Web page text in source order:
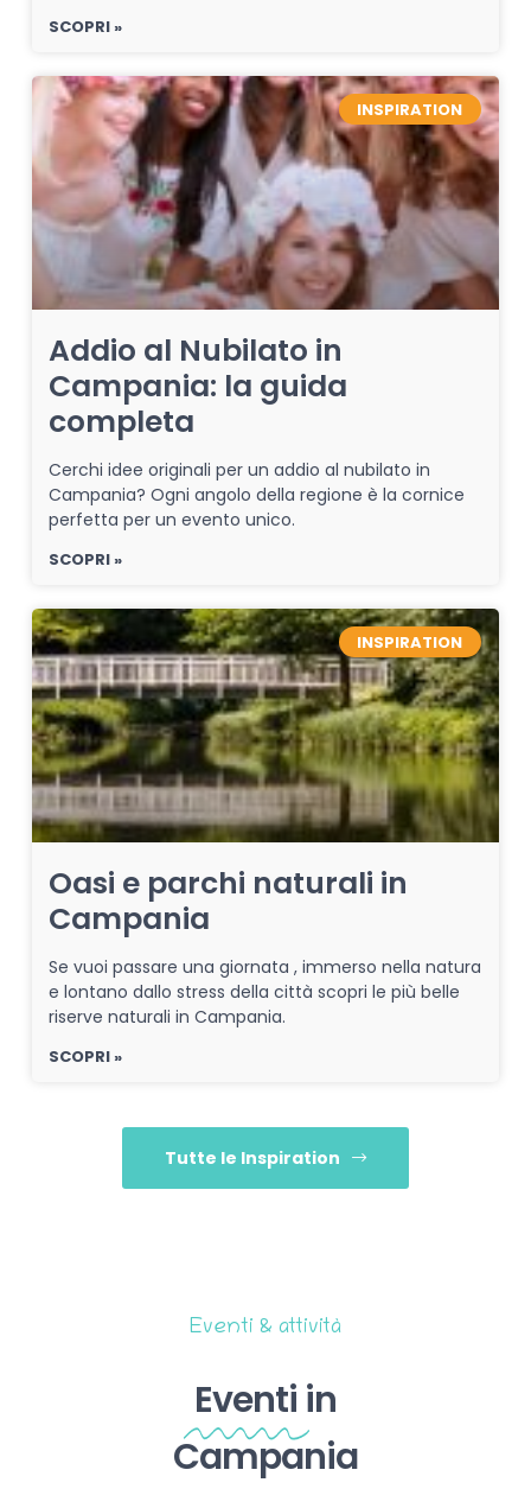
SCOPRI »
INSPIRATION
Addio al Nubilato in
Campania: la guida
completa
Cerchi idee originali per un addio al nubilato in
Campania? Ogni angolo della regione è la cornice
perfetta per un evento unico.
SCOPRI »
INSPIRATION
Oasi e parchi naturali in
Campania
Se vuoi passare una giornata , immerso nella natura
e lontano dallo stress della città scopri le più belle
riserve naturali in Campania.
SCOPRI »
Tutte le Inspiration
Eventi & attività
Eventi in
Campania